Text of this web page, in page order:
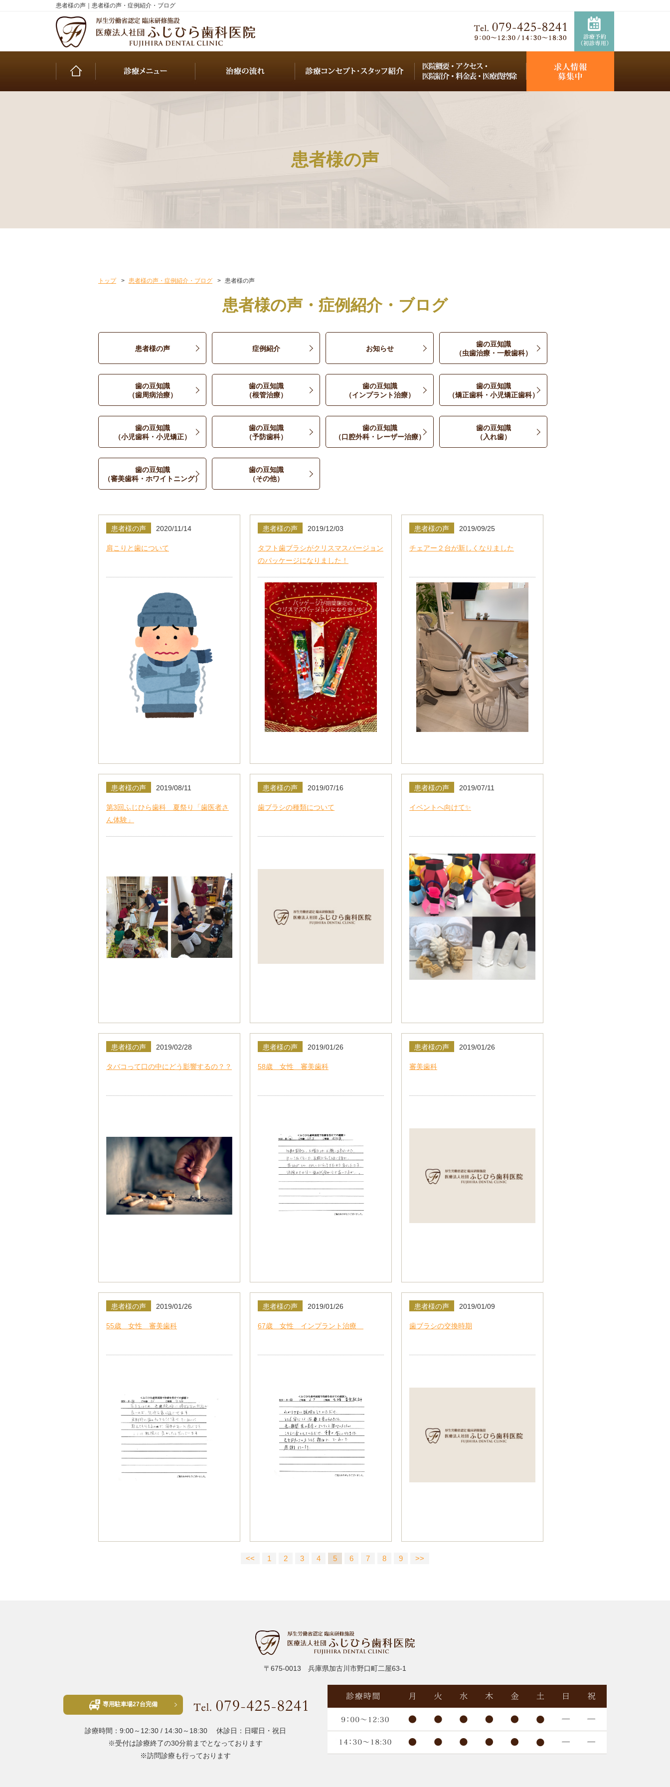
患者様の声｜患者様の声・症例紹介・ブログ
患者様の声
トップ 患者様の声・症例紹介・ブログ 患者様の声
患者様の声・症例紹介・ブログ
患者様の声 症例紹介 お知らせ
歯の豆知識
（虫歯治療・一般歯科）
歯の豆知識
（歯周病治療）
歯の豆知識
（根管治療）
歯の豆知識
（インプラント治療）
歯の豆知識
（矯正歯科・小児矯正歯科）
歯の豆知識
（小児歯科・小児矯正）
歯の豆知識
（予防歯科）
歯の豆知識
（口腔外科・レーザー治療）
歯の豆知識
（入れ歯）
歯の豆知識
（審美歯科・ホワイトニング）
歯の豆知識
（その他）
患者様の声 2020/11/14
肩こりと歯について
患者様の声 2019/12/03
タフト歯ブラシがクリスマスバージョン
のパッケージになりました！
患者様の声 2019/09/25
チェアー２台が新しくなりました
患者様の声 2019/08/11
第3回ふじひら歯科 夏祭り「歯医者さ
ん体験」
患者様の声 2019/07/16
歯ブラシの種類について
患者様の声 2019/07/11
イベントへ向けて✨
患者様の声 2019/02/28
タバコって口の中にどう影響するの？？
患者様の声 2019/01/26
58歳 女性 審美歯科
患者様の声 2019/01/26
審美歯科
患者様の声 2019/01/26
55歳 女性 審美歯科
患者様の声 2019/01/26
67歳 女性 インプラント治療
患者様の声 2019/01/09
歯ブラシの交換時期
<< 1 2 3 4 5 6 7 8 9 >>
〒675-0013 兵庫県加古川市野口町二屋63-1
専用駐車場27台完備
診療時間：9:00～12:30 / 14:30～18:30
休診日：日曜日・祝日
※受付は診療終了の30分前までとなっております
※訪問診療も行っております